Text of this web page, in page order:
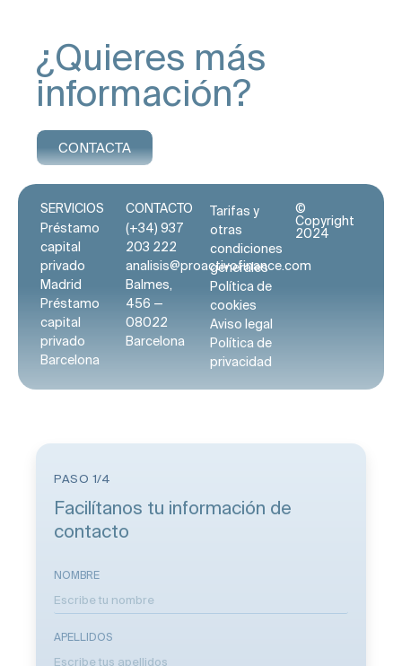
¿Quieres más
información?
CONTACTA
SERVICIOS
Préstamo
capital
privado
Madrid
Préstamo
capital
privado
Barcelona
CONTACTO
(+34) 937
203 222
analisis@proactivofinance.com
Balmes,
456 —
08022
Barcelona
Tarifas y
otras
condiciones
generales
Política de
cookies
Aviso legal
Política de
privacidad
©
Copyright
2024
PASO 1/4
Facilítanos tu información de
contacto
NOMBRE
APELLIDOS